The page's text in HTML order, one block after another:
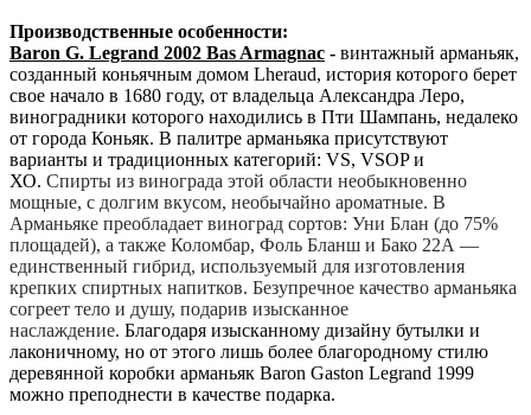
Производственные особенности:
Baron G. Legrand 2002 Bas Armagnac - винтажный арманьяк,
созданный коньячным домом Lheraud, история которого берет
свое начало в 1680 году, от владельца Александра Леро,
виноградники которого находились в Пти Шампань, недалеко
от города Коньяк. В палитре арманьяка присутствуют
варианты и традиционных категорий: VS, VSOP и
ХО. Спирты из винограда этой области необыкновенно
мощные, с долгим вкусом, необычайно ароматные. В
Арманьяке преобладает виноград сортов: Уни Блан (до 75%
площадей), а также Коломбар, Фоль Бланш и Бако 22А —
единственный гибрид, используемый для изготовления
крепких спиртных напитков. Безупречное качество арманьяка
согреет тело и душу, подарив изысканное
наслаждение. Благодаря изысканному дизайну бутылки и
лаконичному, но от этого лишь более благородному стилю
деревянной коробки арманьяк Baron Gaston Legrand 1999
можно преподнести в качестве подарка.